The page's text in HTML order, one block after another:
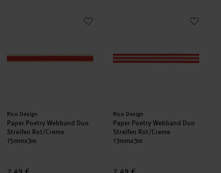
Paper Poetry Webband Duo Streifen Rot/Creme
Hersteller:
Rico Design
Paper Poetry Webband Duo
Streifen Rot/Creme
15mmx3m
Paper Poetry Webband Duo
Hersteller:
Rico Design
Paper Poetry Webband Duo
Streifen Rot/Creme
13mmx3m